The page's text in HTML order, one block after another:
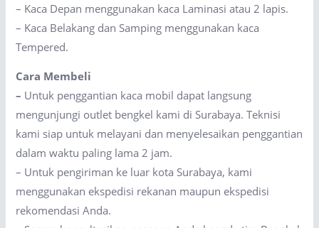
– Kaca Depan menggunakan kaca Laminasi atau 2 lapis.
– Kaca Belakang dan Samping menggunakan kaca
Tempered.
Cara Membeli
– Untuk penggantian kaca mobil dapat langsung
mengunjungi outlet bengkel kami di Surabaya. Teknisi
kami siap untuk melayani dan menyelesaikan penggantian
dalam waktu paling lama 2 jam.
– Untuk pengiriman ke luar kota Surabaya, kami
menggunakan ekspedisi rekanan maupun ekspedisi
rekomendasi Anda.